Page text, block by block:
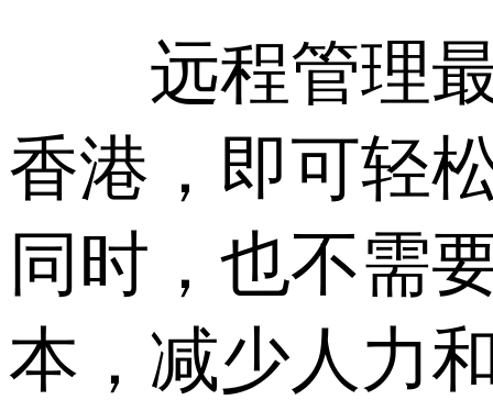
远程管理最
香港，即可轻
同时，也不需
本，减少人力